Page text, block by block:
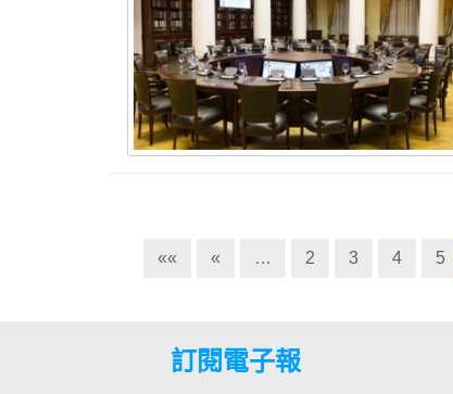
«« « … 2 3 4 5
訂閱電子報